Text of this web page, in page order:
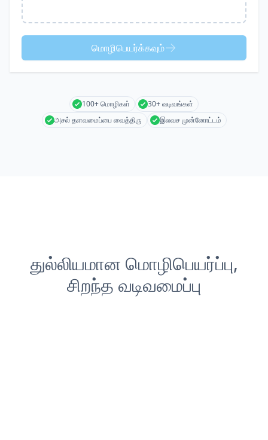
மொழிபெயர்க்கவும்
100+ மொழிகள்
30+ வடிவங்கள்
அசல் தளவமைப்பை வைத்திரு
இலவச முன்னோட்டம்
துல்லியமான மொழிபெயர்ப்பு,
சிறந்த வடிவமைப்பு